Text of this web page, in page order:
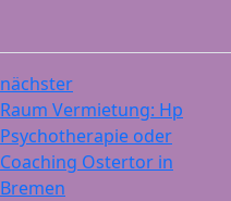
nächster
Raum Vermietung: Hp
Psychotherapie oder
Coaching Ostertor in
Bremen